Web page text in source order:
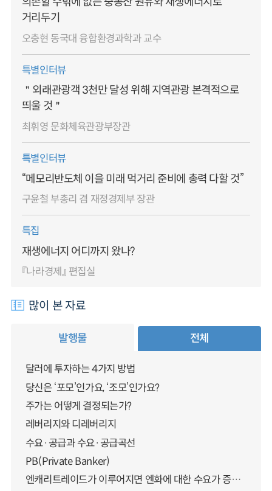
거리두기
오충현 동국대 융합환경과학과 교수
특별인터뷰
＂외래관광객 3천만 달성 위해 지역관광 본격적으로
띄울 것＂
최휘영 문화체육관광부장관
특별인터뷰
“메모리반도체 이을 미래 먹거리 준비에 총력 다할 것”
구윤철 부총리 겸 재정경제부 장관
특집
재생에너지 어디까지 왔나?
『나라경제』 편집실
많이 본 자료
발행물 전체
달러에 투자하는 4가지 방법
당신은 ‘포모’인가요, ‘조모’인가요?
주가는 어떻게 결정되는가?
레버리지와 디레버리지
수요·공급과 수요·공급곡선
PB(Private Banker)
엔캐리트레이드가 이루어지면 엔화에 대한 수요가 증가하지 않나요?